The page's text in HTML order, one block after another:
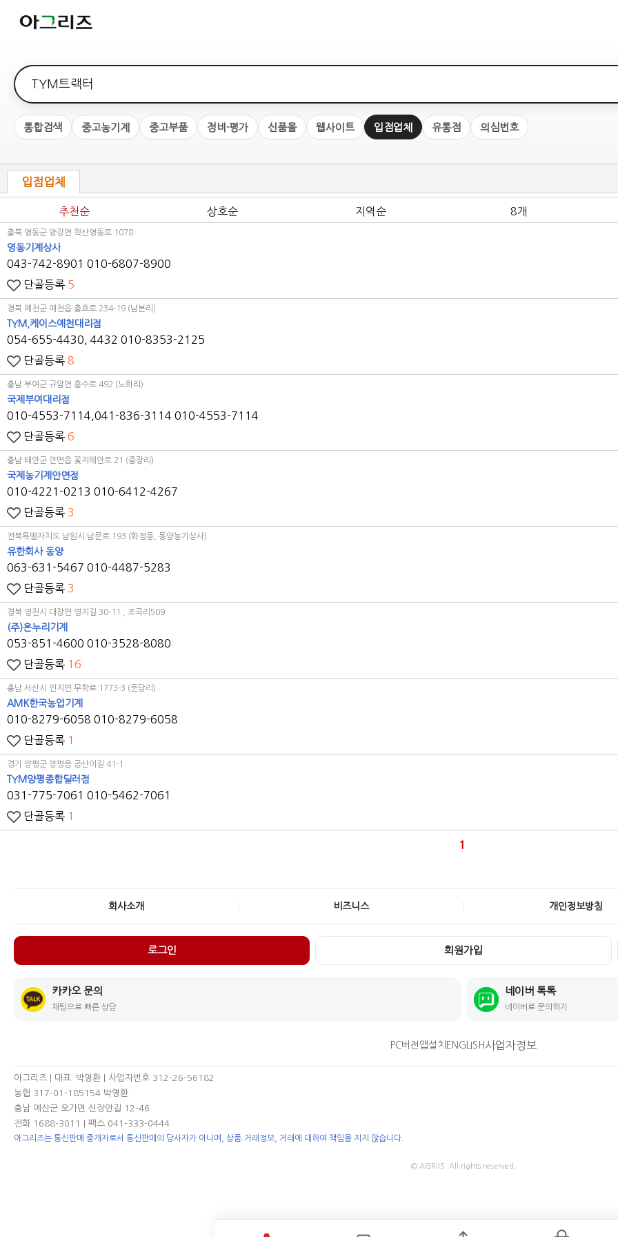
검색어
통합검색 중고농기계 중고부품 정비·평가 신품몰 웹사이트 입점업체 유통점 의심번호
입점업체
추천순 상호순 지역순 8개
충북 영동군 양강면 학산영동로 1078
영동기계상사
043-742-8901 010-6807-8900
단골등록 5
경북 예천군 예천읍 충효로 234-19 (남본리)
TYM ,케이스예천대리점
054-655-4430, 4432 010-8353-2125
단골등록 8
충남 부여군 규암면 흥수로 492 (노화리)
국제부여대리점
010-4553-7114,041-836-3114 010-4553-7114
단골등록 6
충남 태안군 안면읍 꽃지해안로 21 (중장리)
국제농기계안면점
010-4221-0213 010-6412-4267
단골등록 3
전북특별자치도 남원시 남문로 193 (화정동, 동양농기상사)
유한회사 동양
063-631-5467 010-4487-5283
단골등록 3
경북 영천시 대창면 영지길 30-11 , 조곡리509
(주)온누리기계
053-851-4600 010-3528-8080
단골등록 16
충남 서산시 인지면 무학로 1773-3 (둔당리)
AMK한국농업기계
010-8279-6058 010-8279-6058
단골등록 1
경기 양평군 양평읍 공산이길 41-1
TYM 양평종합딜러점
031-775-7061 010-5462-7061
단골등록 1
1
회사소개 비즈니스 개인정보방침
로그인 회원가입
카카오 문의
채팅으로 빠른 상담
네이버 톡톡
네이버로 문의하기
PC버전 앱설치 ENGLISH 사업자정보
아그리즈 | 대표: 박영환 | 사업자번호 312-26-56182
농협 317-01-185154 박영환
충남 예산군 오가면 신장안길 12-46
전화 1688-3011
| 팩스 041-333-0444
아그리즈는 통신판매 중개자로서 통신판매의 당사자가 아니며, 상품.거래정보, 거래에 대하여 책임을 지지 않습니다.
© AGRIIS. All rights reserved.